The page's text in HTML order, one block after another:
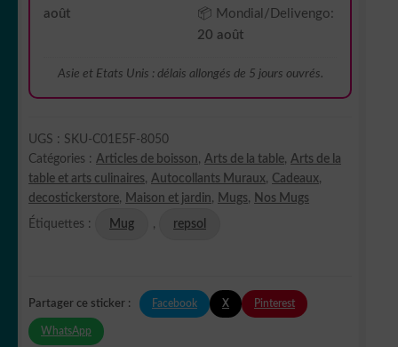
intérieur
août
📦 Mondial/Delivengo:
20 août
Asie et Etats Unis : délais allongés de 5 jours ouvrés.
UGS : SKU-C01E5F-8050
Catégories : Articles de boisson, Arts de la table, Arts de la
table et arts culinaires, Autocollants Muraux, Cadeaux,
decostickerstore, Maison et jardin, Mugs, Nos Mugs
Étiquettes : Mug , repsol
Partager ce sticker : Facebook X Pinterest
WhatsApp